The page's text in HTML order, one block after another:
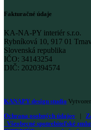
Fakturačné údaje
KA-NA-PY interiér s.r.o.
Rybníková 10, 917 01
Slovenská republika
IČO: 34143254
DIČ: 2020394574
KANAPY design studio
Ochrana osobných údajov |
Všeobecné spotrebiteľské